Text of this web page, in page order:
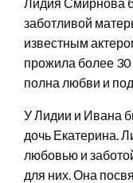
заботливой
известным
прожила более
полна любви и
У Лидии и Ивана
дочь Екатерина.
любовью и
для них. Она